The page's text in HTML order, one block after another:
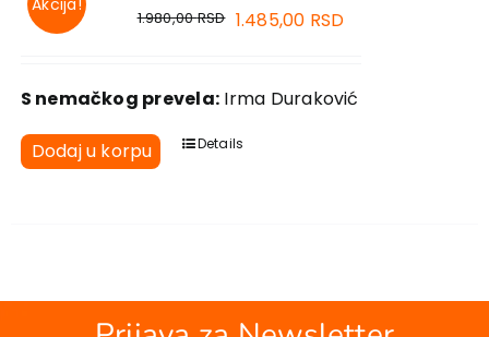
Akcija!
1.980,00RSD 1.485,00 RSD
S nemačkog prevela: Irma Duraković
Dodaj u korpu Details